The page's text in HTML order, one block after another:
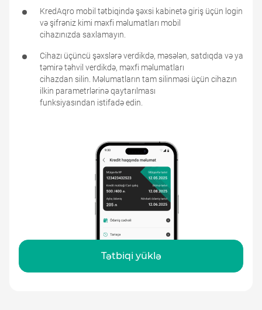
KredAqro mobil tətbiqində şəxsi kabinetə giriş üçün login
və şifrəniz kimi məxfi məlumatları mobil
cihazınızda saxlamayın.
Cihazı üçüncü şəxslərə verdikdə, məsələn, satdıqda və ya
təmirə təhvil verdikdə, məxfi məlumatları
cihazdan silin. Məlumatların tam silinməsi üçün cihazın
ilkin parametrlərinə qaytarılması
funksiyasından istifadə edin.
Tətbiqi yüklə